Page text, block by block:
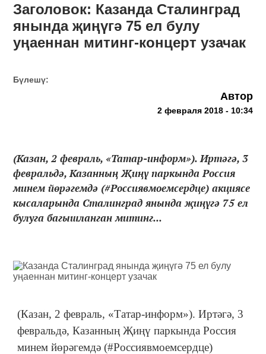
Заголовок: Казанда Сталинград
янында җиңүгә 75 ел булу
уңаеннан митинг-концерт узачак
Бүлешү:
Автор
2 февраля 2018 - 10:34
(Казан, 2 февраль, «Татар-информ»). Иртәгә, 3
февральдә, Казанның Җиңү паркында Россия
минем йөрәгемдә (#Россиявмоемсердце) акциясе
кысаларында Сталинград янында җиңүгә 75 ел
булуга багышланган митинг...
(Казан, 2 февраль, «Татар-информ»). Иртәгә, 3
февральдә, Казанның Җиңү паркында Россия
минем йөрәгемдә (#Россиявмоемсердце)